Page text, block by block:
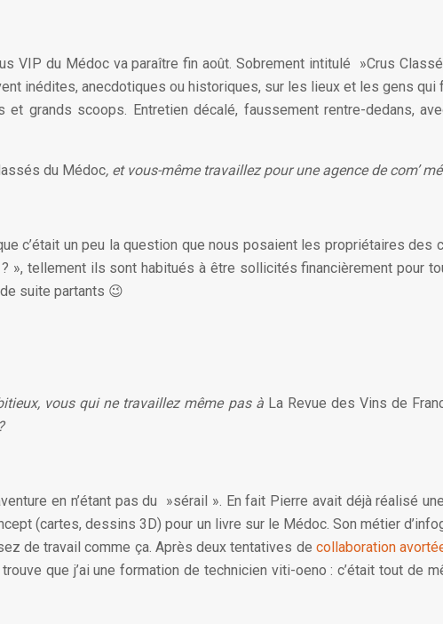
VIP du Médoc va paraître fin août. Sobrement intitulé »Crus
inédites, anecdotiques ou historiques, sur les lieux et les gens
grands scoops. Entretien décalé, faussement rentre-dedans,
du Médoc, et vous-même travaillez pour une agence de com’
c’était un peu la question que nous posaient les propriétaires
tellement ils sont habitués à être sollicités financièrement pour
suite partants 😉
vous qui ne travaillez même pas à La Revue des Vins de
en n’étant pas du »sérail ». En fait Pierre avait déjà réalisé
(cartes, dessins 3D) pour un livre sur le Médoc. Son métier
de travail comme ça. Après deux tentatives de collaboration
que j’ai une formation de technicien viti-oeno : c’était tout de